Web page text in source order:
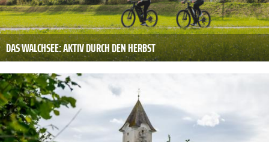
DAS WALCHSEE: AKTIV DURCH DEN HERBST